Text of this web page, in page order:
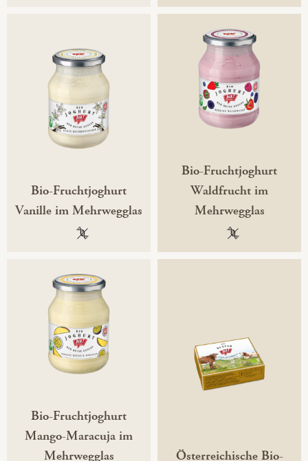
Bio-Fruchtjoghurt
Vanille im Mehrwegglas
100 % gentechnikfrei
Bio-Fruchtjoghurt
Waldfrucht im
Mehrwegglas
100 %
Bio-Fruchtjoghurt
Mango-Maracuja im
Mehrwegglas
Österreichische Bio-